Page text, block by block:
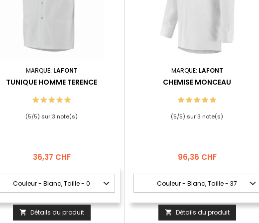
MARQUE: LAFONT
TUNIQUE HOMME TERENCE
(5/5) sur3 note(s)
Prix
36,37 CHF
 Détails du produit
MARQUE: LAFONT
CHEMISE MONCEAU
(5/5) sur3 note(s)
Prix
96,36 CHF
 Détails du produit